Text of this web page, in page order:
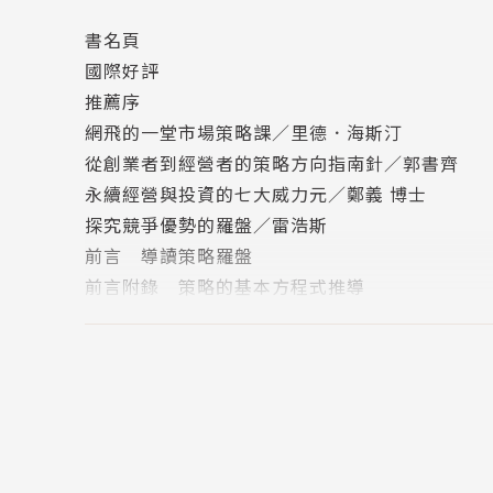
當企業享有卓越的經濟效率，就會出現長期競爭
• 市場力量──能創造出「持久差額報酬潛力」的
• 策略──在重要市場上延續市場力量的一條途徑
兩者兼具，才是構成商業獲利的必備條件！本書
和價值。
**「因市（市場力量）」╳「擇時（市場進程）」
商務人士一天到晚把策略掛在嘴邊，但空有策略
所以，必須在事業的起始階段、起飛階段、穩定
運用7大市場力量：規模經濟、網路效益、反向
書名頁
國際好評
推薦序
網飛的一堂市場策略課／里德．海斯汀
從創業者到經營者的策略方向指南針／郭書齊
永續經營與投資的七大威力元／鄭義 博士
探究競爭優勢的羅盤／雷浩斯
前言 導讀策略羅盤
前言附錄 策略的基本方程式推導